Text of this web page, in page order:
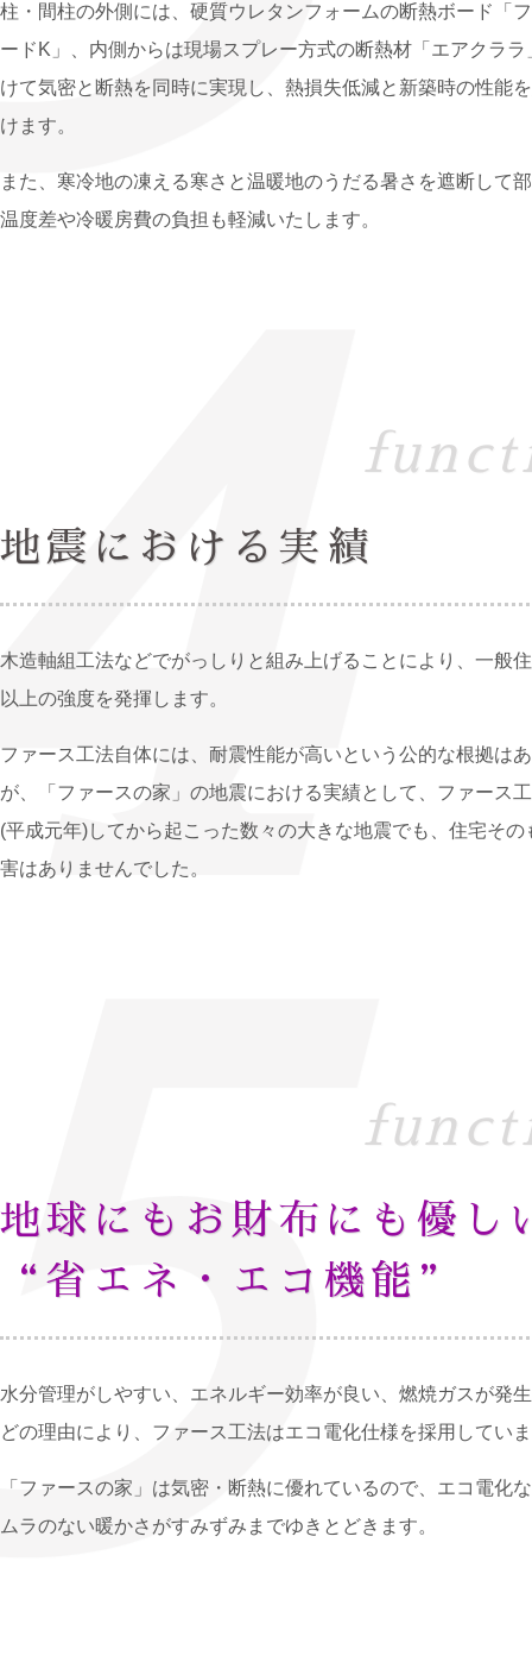
柱・間柱の外側には、硬質ウレタンフォームの断熱ボード「
ードK」、内側からは現場スプレー方式の断熱材「エアクララ
けて気密と断熱を同時に実現し、熱損失低減と新築時の性能
けます。
また、寒冷地の凍える寒さと温暖地のうだる暑さを遮断して
温度差や冷暖房費の負担も軽減いたします。
地震における実績
木造軸組工法などでがっしりと組み上げることにより、一般
以上の強度を発揮します。
ファース工法自体には、耐震性能が高いという公的な根拠は
が、「ファースの家」の地震における実績として、ファース
(平成元年)してから起こった数々の大きな地震でも、住宅その
害はありませんでした。
地球にもお財布にも優し
“省エネ・エコ機能”
水分管理がしやすい、エネルギー効率が良い、燃焼ガスが発
どの理由により、ファース工法はエコ電化仕様を採用してい
「ファースの家」は気密・断熱に優れているので、エコ電化
ムラのない暖かさがすみずみまでゆきとどきます。